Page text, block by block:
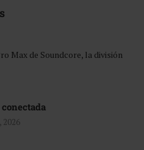
Max de Soundcore, la división
2026